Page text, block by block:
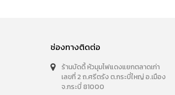
ช่องทางติดต่อ
ร้านบัดดี้ หัวมุมไฟแดงแยกตลาดเก่า
เลขที่ 2 ถ.ศรีตรัง ต.กระบี่ใหญ่ อ.เมือง
จ.กระบี่ 81000